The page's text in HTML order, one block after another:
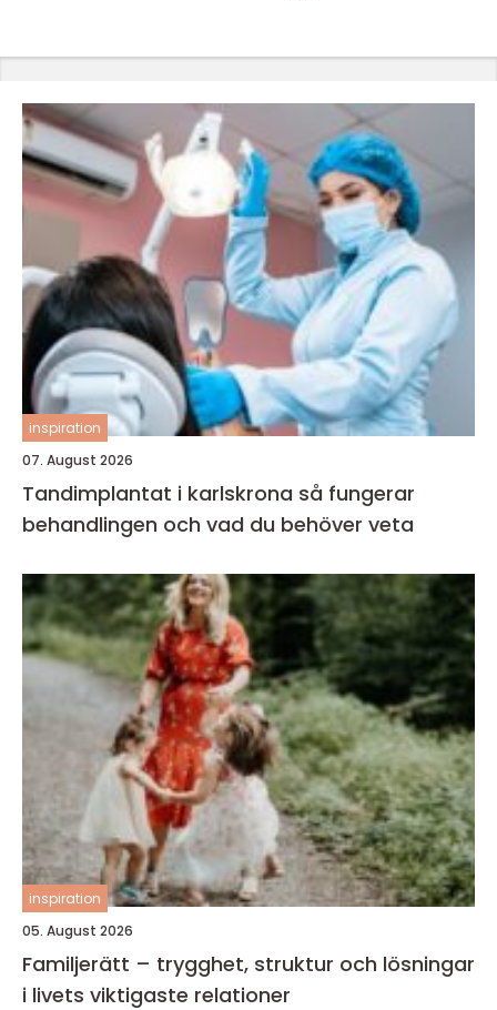
inspiration
07. August 2026
Tandimplantat i karlskrona så fungerar
behandlingen och vad du behöver veta
inspiration
05. August 2026
Familjerätt – trygghet, struktur och lösningar
i livets viktigaste relationer